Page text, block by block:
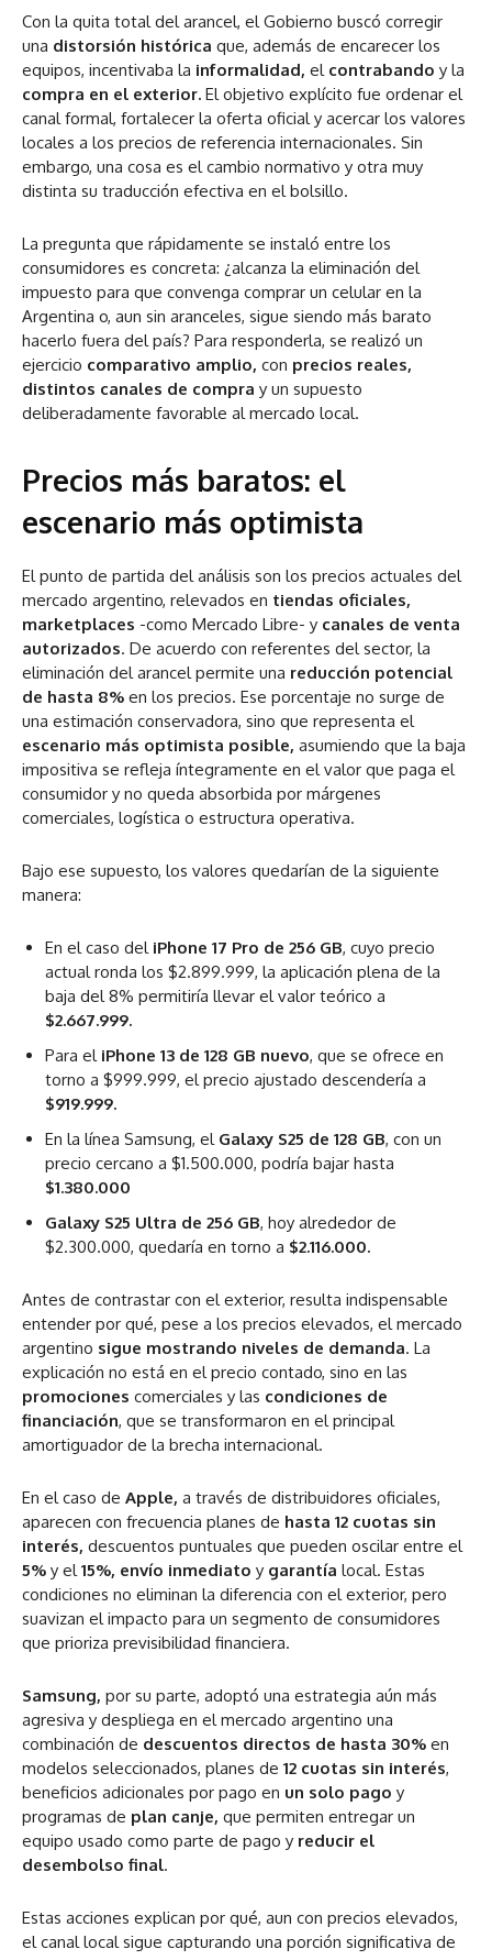
Con la quita total del arancel, el Gobierno buscó corregir
una distorsión histórica que, además de encarecer los
equipos, incentivaba la informalidad, el contrabando y la
compra en el exterior. El objetivo explícito fue ordenar el
canal formal, fortalecer la oferta oficial y acercar los valores
locales a los precios de referencia internacionales. Sin
embargo, una cosa es el cambio normativo y otra muy
distinta su traducción efectiva en el bolsillo.
La pregunta que rápidamente se instaló entre los
consumidores es concreta: ¿alcanza la eliminación del
impuesto para que convenga comprar un celular en la
Argentina o, aun sin aranceles, sigue siendo más barato
hacerlo fuera del país? Para responderla, se realizó un
ejercicio comparativo amplio, con precios reales,
distintos canales de compra y un supuesto
deliberadamente favorable al mercado local.
Precios más baratos: el
escenario más optimista
El punto de partida del análisis son los precios actuales del
mercado argentino, relevados en tiendas oficiales,
marketplaces -como Mercado Libre- y canales de venta
autorizados. De acuerdo con referentes del sector, la
eliminación del arancel permite una reducción potencial
de hasta 8% en los precios. Ese porcentaje no surge de
una estimación conservadora, sino que representa el
escenario más optimista posible, asumiendo que la baja
impositiva se refleja íntegramente en el valor que paga el
consumidor y no queda absorbida por márgenes
comerciales, logística o estructura operativa.
Bajo ese supuesto, los valores quedarían de la siguiente
manera:
En el caso del iPhone 17 Pro de 256 GB, cuyo precio
actual ronda los $2.899.999, la aplicación plena de la
baja del 8% permitiría llevar el valor teórico a
$2.667.999.
Para eliPhone 13 de 128 GB nuevo, que se ofrece en
torno a $999.999, el precio ajustado descendería a
$919.999.
En la línea Samsung, elGalaxy S25 de 128 GB, con un
precio cercano a $1.500.000, podría bajar hasta
$1.380.000
Galaxy S25 Ultra de 256 GB, hoy alrededor de
$2.300.000, quedaría en torno a $2.116.000.
Antes de contrastar con el exterior, resulta indispensable
entender por qué, pese a los precios elevados, el mercado
argentino sigue mostrando niveles de demanda. La
explicación no está en el precio contado, sino en las
promociones comerciales y las condiciones de
financiación, que se transformaron en el principal
amortiguador de la brecha internacional.
En el caso de Apple, a través de distribuidores oficiales,
aparecen con frecuencia planes de hasta 12 cuotas sin
interés, descuentos puntuales que pueden oscilar entre el
5% y el15%, envío inmediato y garantía local. Estas
condiciones no eliminan la diferencia con el exterior, pero
suavizan el impacto para un segmento de consumidores
que prioriza previsibilidad financiera.
Samsung, por su parte, adoptó una estrategia aún más
agresiva y despliega en el mercado argentino una
combinación de descuentos directos de hasta 30% en
modelos seleccionados, planes de 12 cuotas sin interés,
beneficios adicionales por pago en un solo pago y
programas de plan canje, que permiten entregar un
equipo usado como parte de pago y reducir el
desembolso final.
Estas acciones explican por qué, aun con precios elevados,
el canal local sigue capturando una porción significativa de